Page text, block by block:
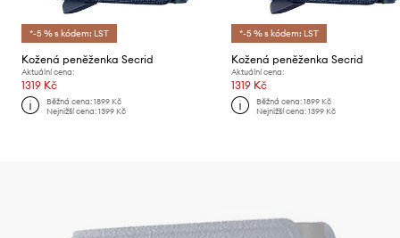
*-5 % s kódem: LST
Kožená peněženka Secrid
Aktuální cena:
1319 Kč
Běžná cena:1899 Kč
Nejnižší cena:1399 Kč
*-5 % s kódem: LST
Kožená peněženka Secrid
Aktuální cena:
1319 Kč
Běžná cena: 1899 Kč
Nejnižší cena: 1399 Kč